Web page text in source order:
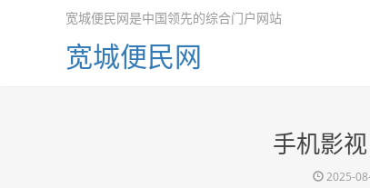
宽城便民网是中国领先的综合门户网站
宽城便民网
手机影
2025-